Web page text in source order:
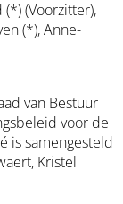
(Voorzitter),
(*), Anne-
van Bestuur
voor de
is samengesteld
Kristel